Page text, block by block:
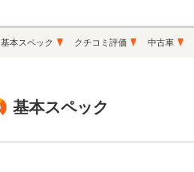
基本スペック クチコミ評価 中古車
基本スペック